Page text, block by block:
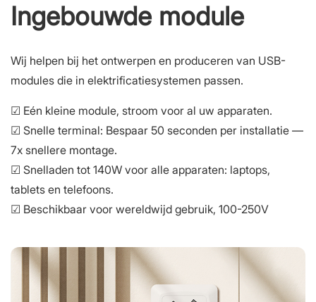
Ingebouwde module
Wij helpen bij het ontwerpen en produceren van USB-
modules die in elektrificatiesystemen passen.
☑ Eén kleine module, stroom voor al uw apparaten.
☑ Snelle terminal: Bespaar 50 seconden per installatie —
7x snellere montage.
☑ Snelladen tot 140W voor alle apparaten: laptops,
tablets en telefoons.
☑ Beschikbaar voor wereldwijd gebruik, 100-250V